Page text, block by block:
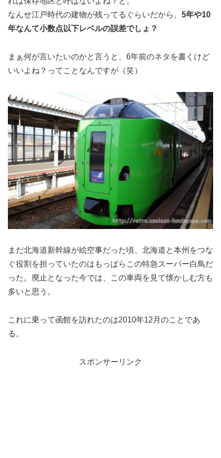
なんせ江戸時代の建物が残ってるぐらいだから、 5年や10
年なんて小数点以下レベルの誤差でしょ？
まぁ何が言いたいのかと言うと、6年前のネタを書くけど
いいよね？ってことなんですが（笑）
まだ北海道新幹線が絵空事だった頃、北海道と本州をつな
ぐ役割を担っていたのはもっぱらこの特急スーパー白鳥だ
った。廃止となった今では、この車両を見て懐かしむ方も
多いと思う。
これに乗って函館を訪れたのは2010年12月のことであ
る。
スポンサーリンク